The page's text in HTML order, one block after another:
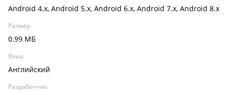
Android 4.x, Android 5.x, Android 6.x, Android 7.x, Android 8.x
Размер
0.99 МБ
Язык
Английский
Разработчик